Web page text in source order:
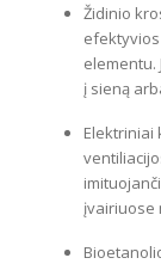
Židinio
elementu.
į sieną
Elektriniai
įvairiuose